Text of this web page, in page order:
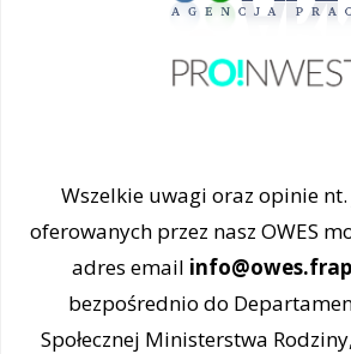
Wszelkie uwagi oraz opinie nt.
oferowanych przez nasz OWES
adres email
bezpośrednio do
Społecznej Ministerstwa